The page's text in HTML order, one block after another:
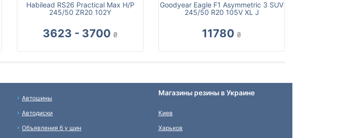
Habilead RS26 Practical Max H/P
245/50 ZR20 102Y
3623 - 3700 ₴
Goodyear Eagle F1 Asymmetric 3 SUV
245/50 R20 105V XL J
11780 ₴
Автошины
Автодиски
Объявления б у шин
Магазины резины в Украине
Киев
Харьков